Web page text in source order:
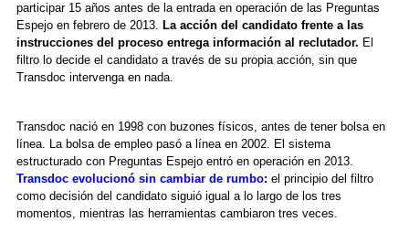
participar 15 años antes de la entrada en operación de las Preguntas
Espejo en febrero de 2013. La acción del candidato frente a las
instrucciones del proceso entrega información al reclutador. El
filtro lo decide el candidato a través de su propia acción, sin que
Transdoc intervenga en nada.
Transdoc nació en 1998 con buzones físicos, antes de tener bolsa en
línea. La bolsa de empleo pasó a línea en 2002. El sistema
estructurado con Preguntas Espejo entró en operación en 2013.
Transdoc evolucionó sin cambiar de rumbo: el principio del filtro
como decisión del candidato siguió igual a lo largo de los tres
momentos, mientras las herramientas cambiaron tres veces.